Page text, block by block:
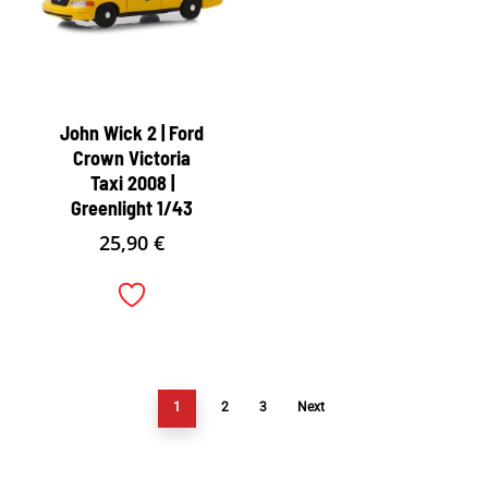
John Wick 2 | Ford
Crown Victoria
Taxi 2008 |
Greenlight 1/43
25,90€
1 2 3 Next